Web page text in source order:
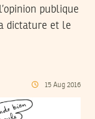
publique
dictature et le
15 Aug 2016